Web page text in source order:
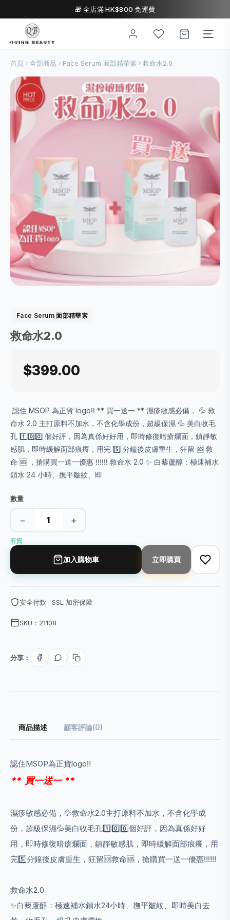
🎁 全店滿 HK$800 免運費
首頁 全部商品 Face Serum 面部精華素 救命水2.0
Face Serum 面部精華素
救命水2.0
$399.00
️ 認住 MSOP 為正貨 logo‼️ ** 買一送一 ** 濕疹敏感必備， 💦 救
命水 2.0 主打原料不加水，不含化學成份，超級保濕 💦 美白收毛
孔 1️⃣0️⃣0️⃣ 個好評，因為真係好好用，即時修復暗瘡爛面，鎮靜敏
感肌，即時緩解面部痕癢，用完 5️⃣ 分鐘後皮膚重生，狂留 🆘 救
命 🆘 ，搶購買一送一優惠 ‼️‼️‼️ 救命水 2.0 ✨ 白藜蘆醇：極速補水
鎖水 24 小時、撫平皺紋、即
數量
− +
有貨
加入購物車 立即購買
安全付款 · SSL 加密保障
SKU：21108
分享：
商品描述 顧客評論(0)
認住MSOP為正貨logo‼️
** 買一送一 **
濕疹敏感必備， 💦救命水2.0主打原料不加水，不含化學成
份，超級保濕💦美白收毛孔1️⃣0️⃣0️⃣個好評，因為真係好好
用，即時修復暗瘡爛面，鎮靜敏感肌，即時緩解面部痕癢，用
完5️⃣分鐘後皮膚重生，狂留🆘救命🆘 ，搶購買一送一優惠‼️‼️‼️
救命水2.0
✨白藜蘆醇：極速補水鎖水24小時、撫平皺紋、即時美白去